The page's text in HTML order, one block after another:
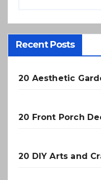
Recent Posts
20 Aesthetic
20 Front Porch
20 DIY Arts and